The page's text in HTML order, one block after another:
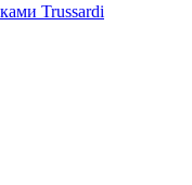
Trussardi